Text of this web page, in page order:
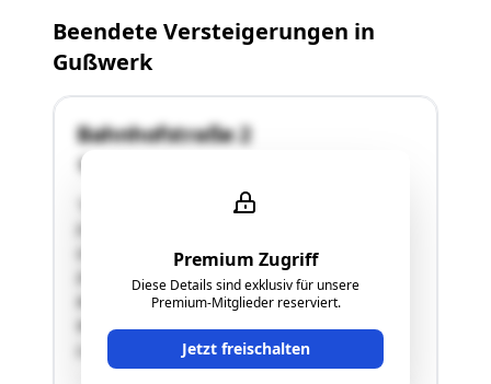
Beendete Versteigerungen in
Gußwerk
Premium Zugriff
Diese Details sind exklusiv für unsere
Premium-Mitglieder reserviert.
Jetzt freischalten
Bahnhofstraße 2
"Es handelt sich um eine ca. 38 Jahre alte
Eigentumswohnung samt PKW Garage im
Ortsteil Gußwerk der Stadtgemeinde Mariazell.
Die Wohnung befindet sich im Erdgeschoß des
Mehrfamilienwohnhauses mit insgesamt 12
Wohneinheiten, im Südosten führt die
Landesstraße B 24 Hochschwabstraße …"